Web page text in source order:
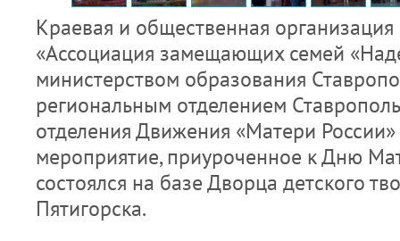
Краевая и общественная организация
«Ассоциация замещающих семей
министерством образования
региональным отделением
отделения Движения «Матери
мероприятие, приуроченное к Дню
состоялся на базе Дворца детского
Пятигорска.